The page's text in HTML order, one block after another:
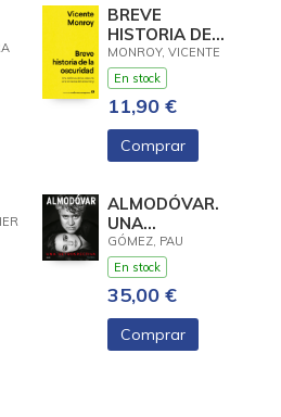
BREVE
HISTORIA DE
LA OSCURIDAD
MONROY, VICENTE
En stock
11,90 €
Comprar
ALMODÓVAR.
UNA
RETROSPECTIVA
GÓMEZ, PAU
En stock
35,00 €
Comprar